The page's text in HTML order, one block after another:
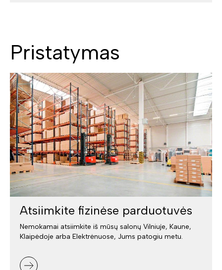
Pristatymas
Atsiimkite fizinėse parduotuvės
Nemokamai atsiimkite iš mūsų salonų Vilniuje, Kaune,
Klaipėdoje arba Elektrėnuose, Jums patogiu metu.